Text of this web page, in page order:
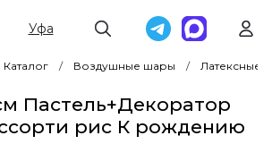
Уфа
Каталог Воздушные шары Латексные
Пастель+Декоратор
рис К рождению